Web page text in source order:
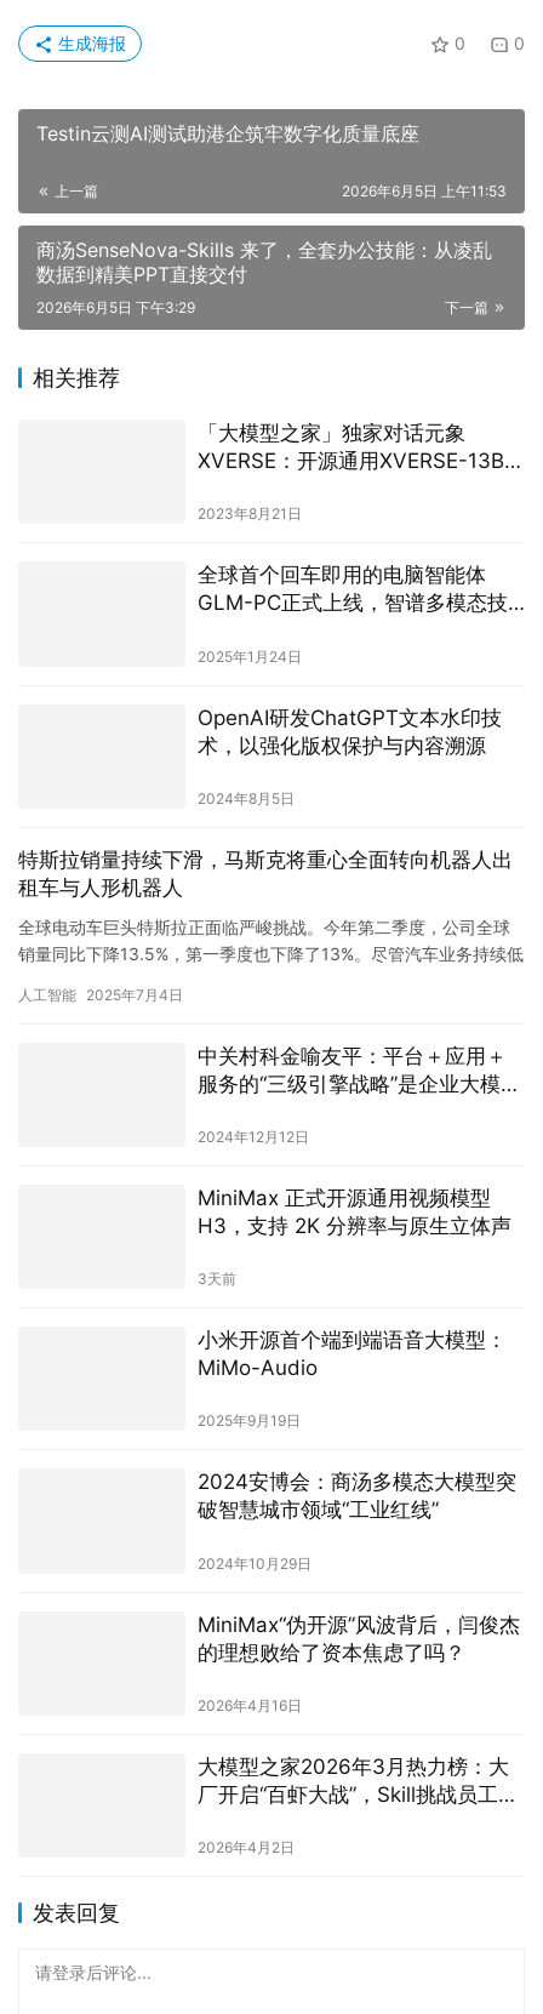
0 0
生成海报
Testin云测AI测试助港企筑牢数字化质量底座
上一篇 2026年6月5日 上午11:53
商汤SenseNova-Skills 来了，全套办公技能：从凌乱
数据到精美PPT直接交付
下一篇
2026年6月5日 下午3:29
相关推荐
「大模型之家」独家对话元象
XVERSE：开源通用XVERSE-13B已
2023年8月21日
全球首个回车即用的电脑智能体
GLM-PC正式上线，智谱多模态技
2025年1月24日
OpenAI研发ChatGPT文本水印技
术，以强化版权保护与内容溯源
2024年8月5日
特斯拉销量持续下滑，马斯克将重心全面转向机器人出
租车与人形机器人
全球电动车巨头特斯拉正面临严峻挑战。今年第二季度，公司全球
销量同比下降13.5%，第一季度也下降了13%。尽管汽车业务持续低
人工智能 2025年7月4日
中关村科金喻友平：平台＋应用＋
服务的“三级引擎战略”是企业大模型
2024年12月12日
MiniMax 正式开源通用视频模型
H3，支持 2K 分辨率与原生立体声
3天前
小米开源首个端到端语音大模型：
MiMo-Audio
2025年9月19日
2024安博会：商汤多模态大模型突
破智慧城市领域“工业红线”
2024年10月29日
MiniMax“伪开源”风波背后，闫俊杰
的理想败给了资本焦虑了吗？
2026年4月16日
大模型之家2026年3月热力榜：大
厂开启“百虾大战”，Skill挑战员工岗
2026年4月2日
发表回复
请登录后评论...